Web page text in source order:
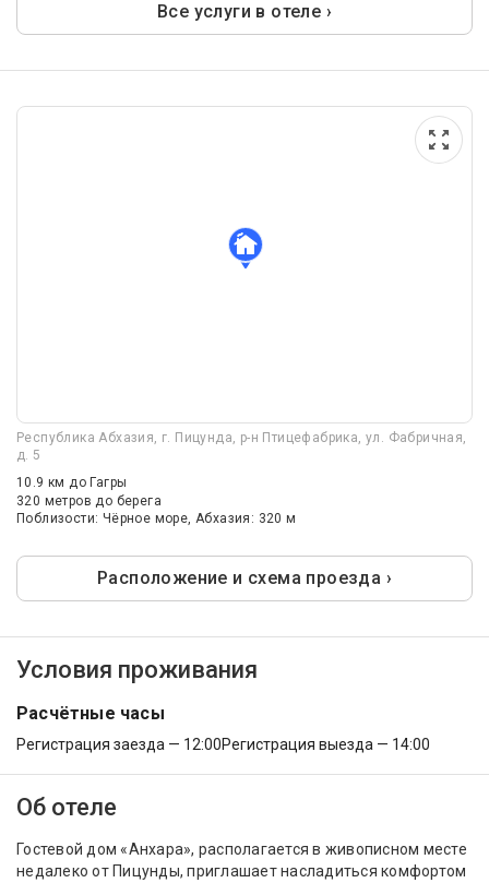
Все услуги в отеле ›
Республика Абхазия, г. Пицунда, р-н Птицефабрика, ул. Фабричная,
д. 5
10.9 кмдо Гагры
320 метров до берега
Поблизости: Чёрное море, Абхазия: 320 м
Расположение и схема проезда ›
Условия проживания
Расчётные часы
Регистрация заезда — 12:00Регистрация выезда — 14:00
Об отеле
Гостевой дом «Анхара», располагается в живописном месте
недалеко от Пицунды, приглашает насладиться комфортом